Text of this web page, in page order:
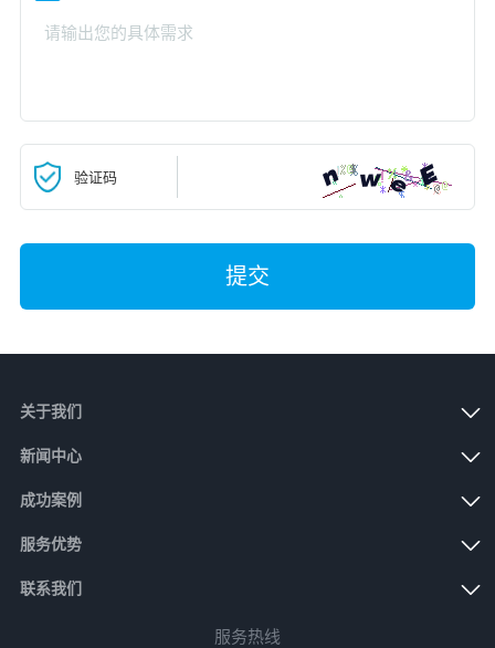
验证码
提交
关于我们
新闻中心
成功案例
服务优势
联系我们
服务热线